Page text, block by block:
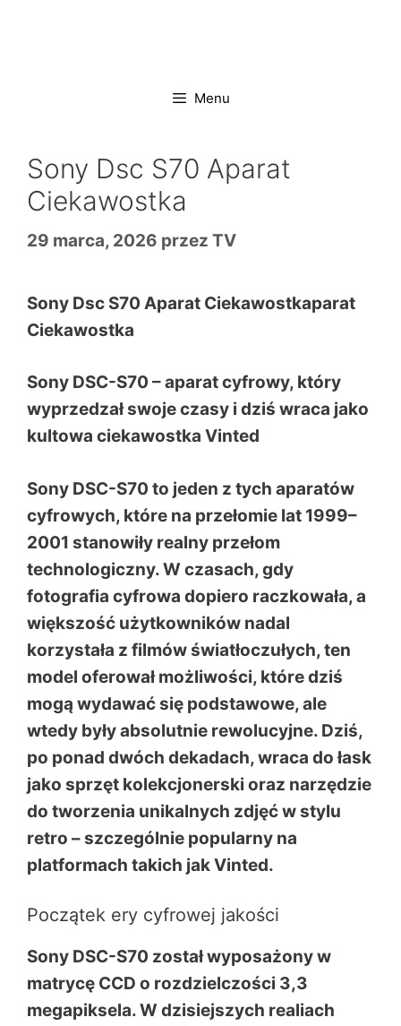
Menu
Sony Dsc S70 Aparat
Ciekawostka
29 marca, 2026 przez TV
Sony Dsc S70 Aparat Ciekawostkaparat
Ciekawostka
Sony DSC-S70 – aparat cyfrowy, który
wyprzedzał swoje czasy i dziś wraca jako
kultowa ciekawostka Vinted
Sony DSC-S70 to jeden z tych aparatów
cyfrowych, które na przełomie lat 1999–
2001 stanowiły realny przełom
technologiczny. W czasach, gdy
fotografia cyfrowa dopiero raczkowała, a
większość użytkowników nadal
korzystała z filmów światłoczułych, ten
model oferował możliwości, które dziś
mogą wydawać się podstawowe, ale
wtedy były absolutnie rewolucyjne. Dziś,
po ponad dwóch dekadach, wraca do łask
jako sprzęt kolekcjonerski oraz narzędzie
do tworzenia unikalnych zdjęć w stylu
retro – szczególnie popularny na
platformach takich jak Vinted.
Początek ery cyfrowej jakości
Sony DSC-S70 został wyposażony w
matrycę CCD o rozdzielczości 3,3
megapiksela. W dzisiejszych realiach